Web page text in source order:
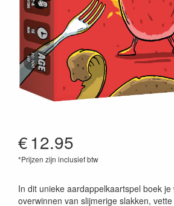
€12.95
*Prijzen zijn inclusief btw
In dit unieke aardappelkaartspel boek
overwinnen van slijmerige slakken,